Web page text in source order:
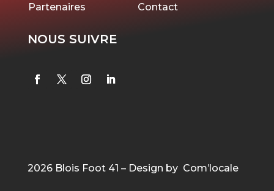
Partenaires
Contact
NOUS SUIVRE
2026 Blois Foot 41 – Design by Com’locale